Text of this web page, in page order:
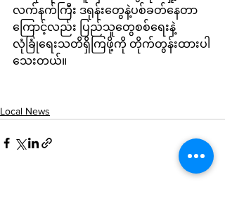
လက်နက်ကြီး ဒရုန်းတွေနဲ့ပစ်ခတ်နေတာ
ကြောင့်လည်း ပြည်သူတွေစစ်ရေးနဲ့
လုံခြုံရေးသတိရှိကြဖို့ကို တိုက်တွန်းထားပါ
သေးတယ်။
Local News